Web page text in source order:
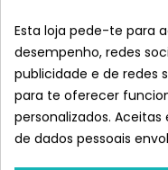
Esta loja pede-te para
desempenho, redes
publicidade e de redes
para te oferecer
personalizados.
de dados pessoais